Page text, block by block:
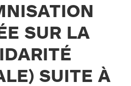
SUR LA
SUITE À